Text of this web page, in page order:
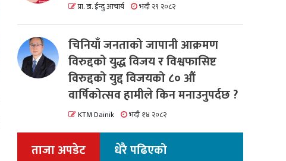
प्रा. डा. ईन्दु आचार्य भदौ २९ २०८२
चिनियाँ जनताको जापानी आक्रमण
विरुद्दको युद्ध विजय र विश्वफासिष्ट
विरुद्दको युद्द विजयको ८० औं
वार्षिकोत्सव हामीले किन मनाउनुपर्दछ ?
KTM Dainik भदौ १४ २०८२
ताजा अपडेट धेरै पढिएको